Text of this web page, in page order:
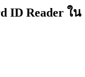
ID Reader ใน